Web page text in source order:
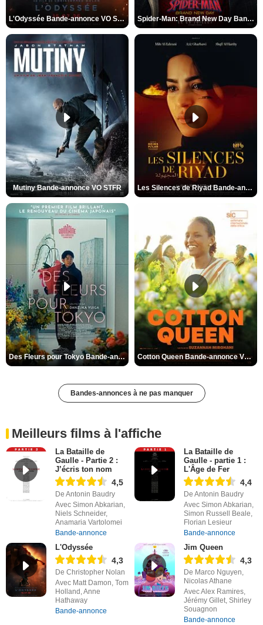
L'Odyssée Bande-annonce VO STFR Spider-Man: Brand New Day Bande-annonce VO STFR
Mutiny Bande-annonce VO STFR Les Silences de Riyad Bande-annonce VO STFR
Des Fleurs pour Tokyo Bande-annonce VO STFR Cotton Queen Bande-annonce VO STFR
Bandes-annonces à ne pas manquer
Meilleurs films à l'affiche
La Bataille de
Gaulle - Partie 2 :
J’écris ton nom
4,5
De Antonin Baudry
Avec Simon Abkarian,
Niels Schneider,
Anamaria Vartolomei
Bande-annonce
La Bataille de
Gaulle - partie 1 :
L'Âge de Fer
4,4
De Antonin Baudry
Avec Simon Abkarian,
Simon Russell Beale,
Florian Lesieur
Bande-annonce
L'Odyssée
4,3
De Christopher Nolan
Avec Matt Damon, Tom
Holland, Anne
Hathaway
Bande-annonce
Jim Queen
4,3
De Marco Nguyen,
Nicolas Athane
Avec Alex Ramires,
Jérémy Gillet, Shirley
Souagnon
Bande-annonce